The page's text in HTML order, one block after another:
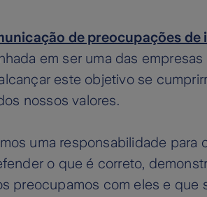
de preocupações
em ser uma das
este objetivo se
nossos valores.
uma responsabilidade
o que é correto,
preocupamos com eles e que